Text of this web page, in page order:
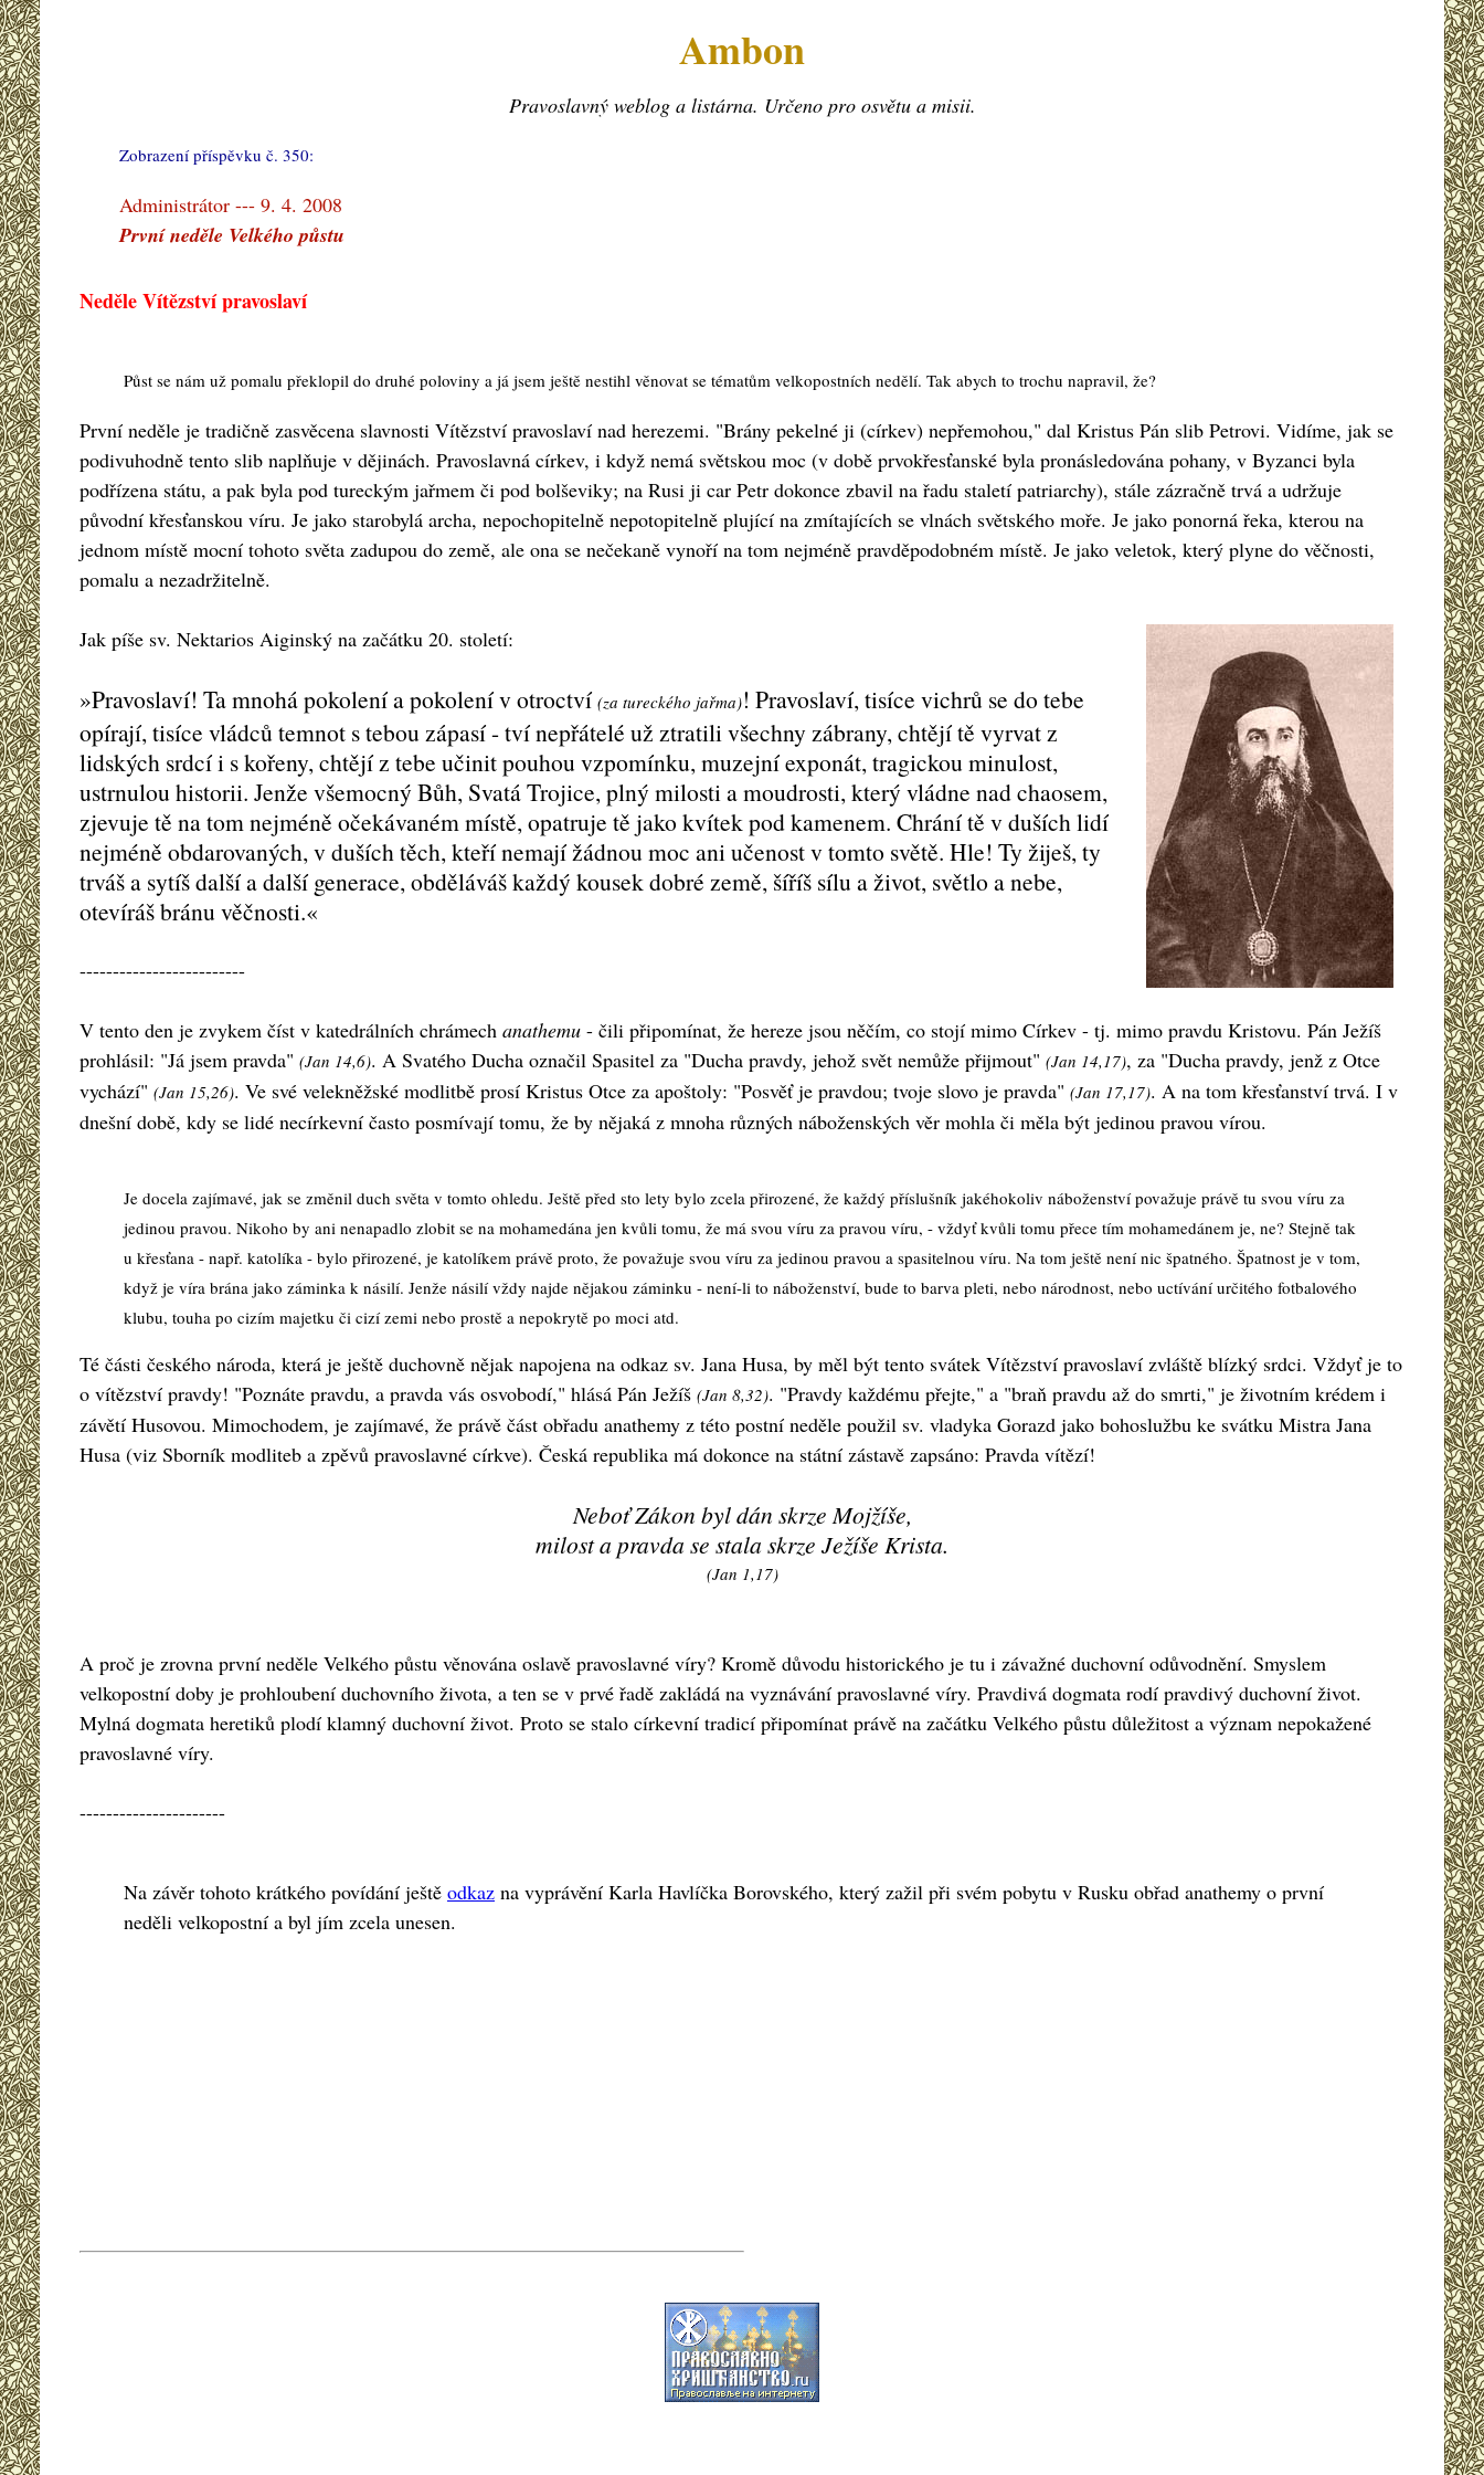
Ambon
Pravoslavný weblog a listárna. Určeno pro osvětu a misii.
Zobrazení příspěvku č. 350:
Administrátor --- 9. 4. 2008
První neděle Velkého půstu
Neděle Vítězství pravoslaví
Půst se nám už pomalu překlopil do druhé poloviny a já jsem ještě nestihl věnovat se tématům velkopostních nedělí. Tak abych to trochu napravil, že?
První neděle je tradičně zasvěcena slavnosti Vítězství pravoslaví nad herezemi. "Brány pekelné ji (církev) nepřemohou," dal Kristus Pán slib Petrovi. Vidíme, jak se
podivuhodně tento slib naplňuje v dějinách. Pravoslavná církev, i když nemá světskou moc (v době prvokřesťanské byla pronásledována pohany, v Byzanci byla
podřízena státu, a pak byla pod tureckým jařmem či pod bolševiky; na Rusi ji car Petr dokonce zbavil na řadu staletí patriarchy), stále zázračně trvá a udržuje
původní křesťanskou víru. Je jako starobylá archa, nepochopitelně nepotopitelně plující na zmítajících se vlnách světského moře. Je jako ponorná řeka, kterou na
jednom místě mocní tohoto světa zadupou do země, ale ona se nečekaně vynoří na tom nejméně pravděpodobném místě. Je jako veletok, který plyne do věčnosti,
pomalu a nezadržitelně.
Jak píše sv. Nektarios Aiginský na začátku 20. století:
»Pravoslaví! Ta mnohá pokolení a pokolení v otroctví (za tureckého jařma)! Pravoslaví, tisíce vichrů se do tebe
opírají, tisíce vládců temnot s tebou zápasí - tví nepřátelé už ztratili všechny zábrany, chtějí tě vyrvat z
lidských srdcí i s kořeny, chtějí z tebe učinit pouhou vzpomínku, muzejní exponát, tragickou minulost,
ustrnulou historii. Jenže všemocný Bůh, Svatá Trojice, plný milosti a moudrosti, který vládne nad chaosem,
zjevuje tě na tom nejméně očekávaném místě, opatruje tě jako kvítek pod kamenem. Chrání tě v duších lidí
nejméně obdarovaných, v duších těch, kteří nemají žádnou moc ani učenost v tomto světě. Hle! Ty žiješ, ty
trváš a sytíš další a další generace, obděláváš každý kousek dobré země, šíříš sílu a život, světlo a nebe,
otevíráš bránu věčnosti.«
-------------------------
V tento den je zvykem číst v katedrálních chrámech anathemu - čili připomínat, že hereze jsou něčím, co stojí mimo Církev - tj. mimo pravdu Kristovu. Pán Ježíš
prohlásil: "Já jsem pravda" (Jan 14,6). A Svatého Ducha označil Spasitel za "Ducha pravdy, jehož svět nemůže přijmout" (Jan 14,17), za "Ducha pravdy, jenž z Otce
vychází" (Jan 15,26). Ve své velekněžské modlitbě prosí Kristus Otce za apoštoly: "Posvěť je pravdou; tvoje slovo je pravda" (Jan 17,17). A na tom křesťanství trvá. I v
dnešní době, kdy se lidé necírkevní často posmívají tomu, že by nějaká z mnoha různých náboženských věr mohla či měla být jedinou pravou vírou.
Je docela zajímavé, jak se změnil duch světa v tomto ohledu. Ještě před sto lety bylo zcela přirozené, že každý příslušník jakéhokoliv náboženství považuje právě tu svou víru za
jedinou pravou. Nikoho by ani nenapadlo zlobit se na mohamedána jen kvůli tomu, že má svou víru za pravou víru, - vždyť kvůli tomu přece tím mohamedánem je, ne? Stejně tak
u křesťana - např. katolíka - bylo přirozené, je katolíkem právě proto, že považuje svou víru za jedinou pravou a spasitelnou víru. Na tom ještě není nic špatného. Špatnost je v tom,
když je víra brána jako záminka k násilí. Jenže násilí vždy najde nějakou záminku - není-li to náboženství, bude to barva pleti, nebo národnost, nebo uctívání určitého fotbalového
klubu, touha po cizím majetku či cizí zemi nebo prostě a nepokrytě po moci atd.
Té části českého národa, která je ještě duchovně nějak napojena na odkaz sv. Jana Husa, by měl být tento svátek Vítězství pravoslaví zvláště blízký srdci. Vždyť je to
o vítězství pravdy! "Poznáte pravdu, a pravda vás osvobodí," hlásá Pán Ježíš (Jan 8,32). "Pravdy každému přejte," a "braň pravdu až do smrti," je životním krédem i
závětí Husovou. Mimochodem, je zajímavé, že právě část obřadu anathemy z této postní neděle použil sv. vladyka Gorazd jako bohoslužbu ke svátku Mistra Jana
Husa (viz Sborník modliteb a zpěvů pravoslavné církve). Česká republika má dokonce na státní zástavě zapsáno: Pravda vítězí!
Neboť Zákon byl dán skrze Mojžíše,
milost a pravda se stala skrze Ježíše Krista.
(Jan 1,17)
A proč je zrovna první neděle Velkého půstu věnována oslavě pravoslavné víry? Kromě důvodu historického je tu i závažné duchovní odůvodnění. Smyslem
velkopostní doby je prohloubení duchovního života, a ten se v prvé řadě zakládá na vyznávání pravoslavné víry. Pravdivá dogmata rodí pravdivý duchovní život.
Mylná dogmata heretiků plodí klamný duchovní život. Proto se stalo církevní tradicí připomínat právě na začátku Velkého půstu důležitost a význam nepokažené
pravoslavné víry.
----------------------
Na závěr tohoto krátkého povídání ještě odkaz na vyprávění Karla Havlíčka Borovského, který zažil při svém pobytu v Rusku obřad anathemy o první
neděli velkopostní a byl jím zcela unesen.